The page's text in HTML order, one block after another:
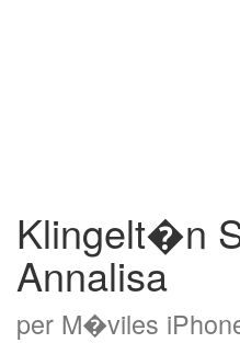
Klingelt�n
Annalisa
per M�viles